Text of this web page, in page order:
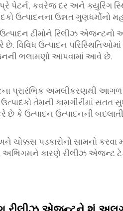
પેટર્ન, કવરેજ દર અને ક્યુરિંગ
ઉત્પાદનના ઉન્નત ગુણધર્મોનો
ટીમોને રિલીઝ એજન્ટનો
વિવિધ ઉત્પાદન પરિસ્થિતિઓમાં
ભલામણો આપવામાં આવે છે.
પ્રારંભિક અમલીકરણથી આગળ
તેમની કામગીરીમાં સતત
છે કે ઉત્પાદન ઉત્પાદનની
પડકારોનો સામનો કરવા
કારણે રીલીઝ એજન્ટ